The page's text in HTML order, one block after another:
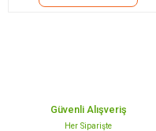
Güvenli Alışveriş
Her Siparişte